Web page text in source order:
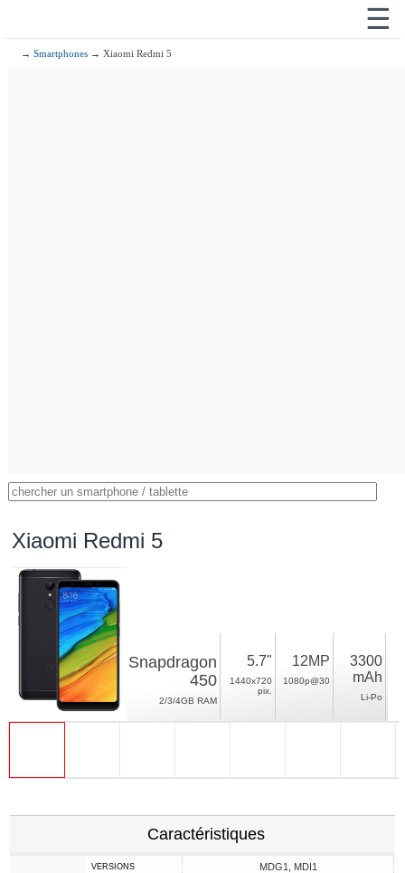
☰
→Smartphones → Xiaomi Redmi 5
Xiaomi Redmi 5
Snapdragon
450
2/3/4GB RAM
5.7"
1440x720
pix.
12MP
1080p@30
3300
mAh
Li-Po
Caractéristiques
VERSIONS MDG1, MDI1